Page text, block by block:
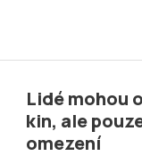
Lidé mohou
kin, ale
omezení